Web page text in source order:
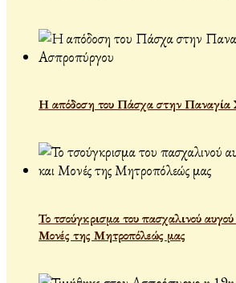
Η απόδοση του Πάσχα στην Παναγία
Το τσούγκρισμα του πασχαλινού
Μονές της Μητροπόλεώς μας